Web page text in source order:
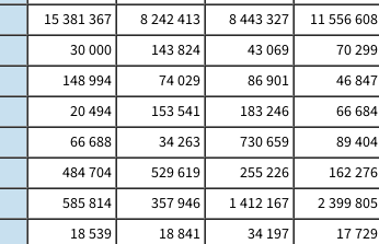
15 381 367 8 242 413 8 443 327 11 556 608
30 000 143 824 43 069 70 299
148 994 74 029 86 901 46 847
20 494 153 541 183 246 66 684
66 688 34 263 730 659 89 404
484 704 529 619 255 226 162 276
585 814 357 946 1 412 167 2 399 805
18 539 18 841 34 197 17 729